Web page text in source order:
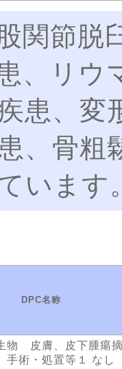
関節脱
、リウ
患、変
、骨粗
います
DPC名称
物 皮膚、皮下腫瘍
手術・処置等１ なし